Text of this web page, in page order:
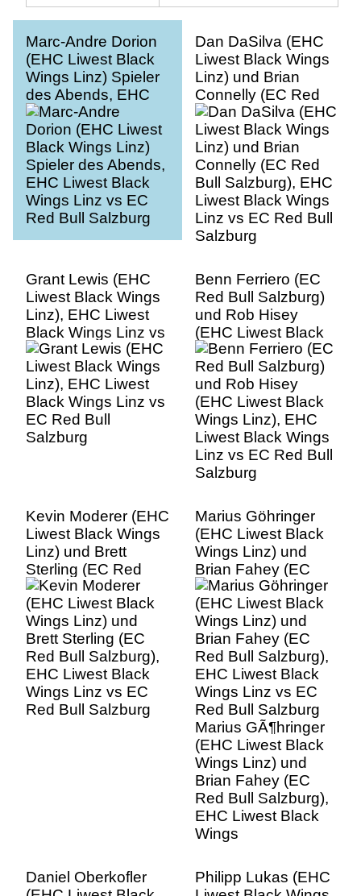
Marc-Andre Dorion
(EHC Liwest Black
Wings Linz) Spieler
des Abends, EHC
Liwest Black Wings
Linz vs EC Red Bull
Salzburg
Dan DaSilva (EHC
Liwest Black Wings
Linz) und Brian
Connelly (EC Red
Bull Salzburg), EHC
Liwest Black Wings
Linz vs EC Red Bull
Salzburg
Grant Lewis (EHC
Liwest Black Wings
Linz), EHC Liwest
Black Wings Linz vs
EC Red Bull
Salzburg
Benn Ferriero (EC
Red Bull Salzburg)
und Rob Hisey
(EHC Liwest Black
Wings Linz), EHC
Liwest Black Wings
Linz vs EC Red Bull
Salzburg
Kevin Moderer (EHC
Liwest Black Wings
Linz) und Brett
Sterling (EC Red
Bull Salzburg), EHC
Liwest Black Wings
Linz vs EC Red Bull
Salzburg
Marius Göhringer
(EHC Liwest Black
Wings Linz) und
Brian Fahey (EC
Red Bull Salzburg),
EHC Liwest Black
Wings Linz vs EC
Red Bull Salzburg
Marius GÃ¶hringer
(EHC Liwest Black
Wings Linz) und
Brian Fahey (EC
Red Bull Salzburg),
EHC Liwest Black
Wings
Daniel Oberkofler
Philipp Lukas (EHC